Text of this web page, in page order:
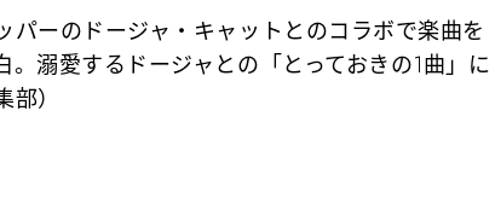
パーのドージャ・キャットとのコラボで楽曲を
。溺愛するドージャとの「とっておきの1曲」に
）